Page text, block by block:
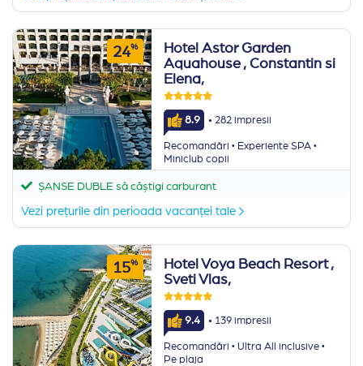
24%
Hotel Astor Garden
Aquahouse , Constantin si
Elena,
8.9 · 282 impresii
Recomandări ·Experiente SPA ·
Miniclub copii
ȘANSE DUBLE să câștigi carburant
Vezi prețurile din perioada vacanței tale
15% Hotel Voya Beach Resort ,
Sveti Vlas,
9.4 · 139 impresii
Recomandări ·Ultra All inclusive ·
Pe plaja